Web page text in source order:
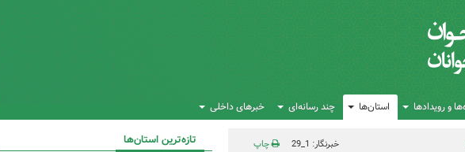
و رویدادها استان‌ها چند رسانه‌ای خبرهای داخلی
خبرنگار: 1_29 چاپ تازه‌ترین استان‌ها